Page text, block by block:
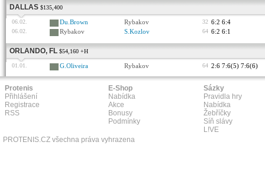
DALLAS $135,400
06.02. Du.Brown Rybakov 32 6:2 6:4
06.02. Rybakov S.Kozlov 64 6:2 6:1
ORLANDO, FL $54,160 +H
01.01. G.Oliveira Rybakov 64 2:6 7:6(5) 7:6(6)
Protenis
Přihlášení
Registrace
RSS
E-Shop
Nabídka
Akce
Bonusy
Podmínky
Sázky
Pravidla hry
Nabídka
Žebříčky
Síň slávy
L!VE
PROTENIS.CZ všechna práva vyhrazena